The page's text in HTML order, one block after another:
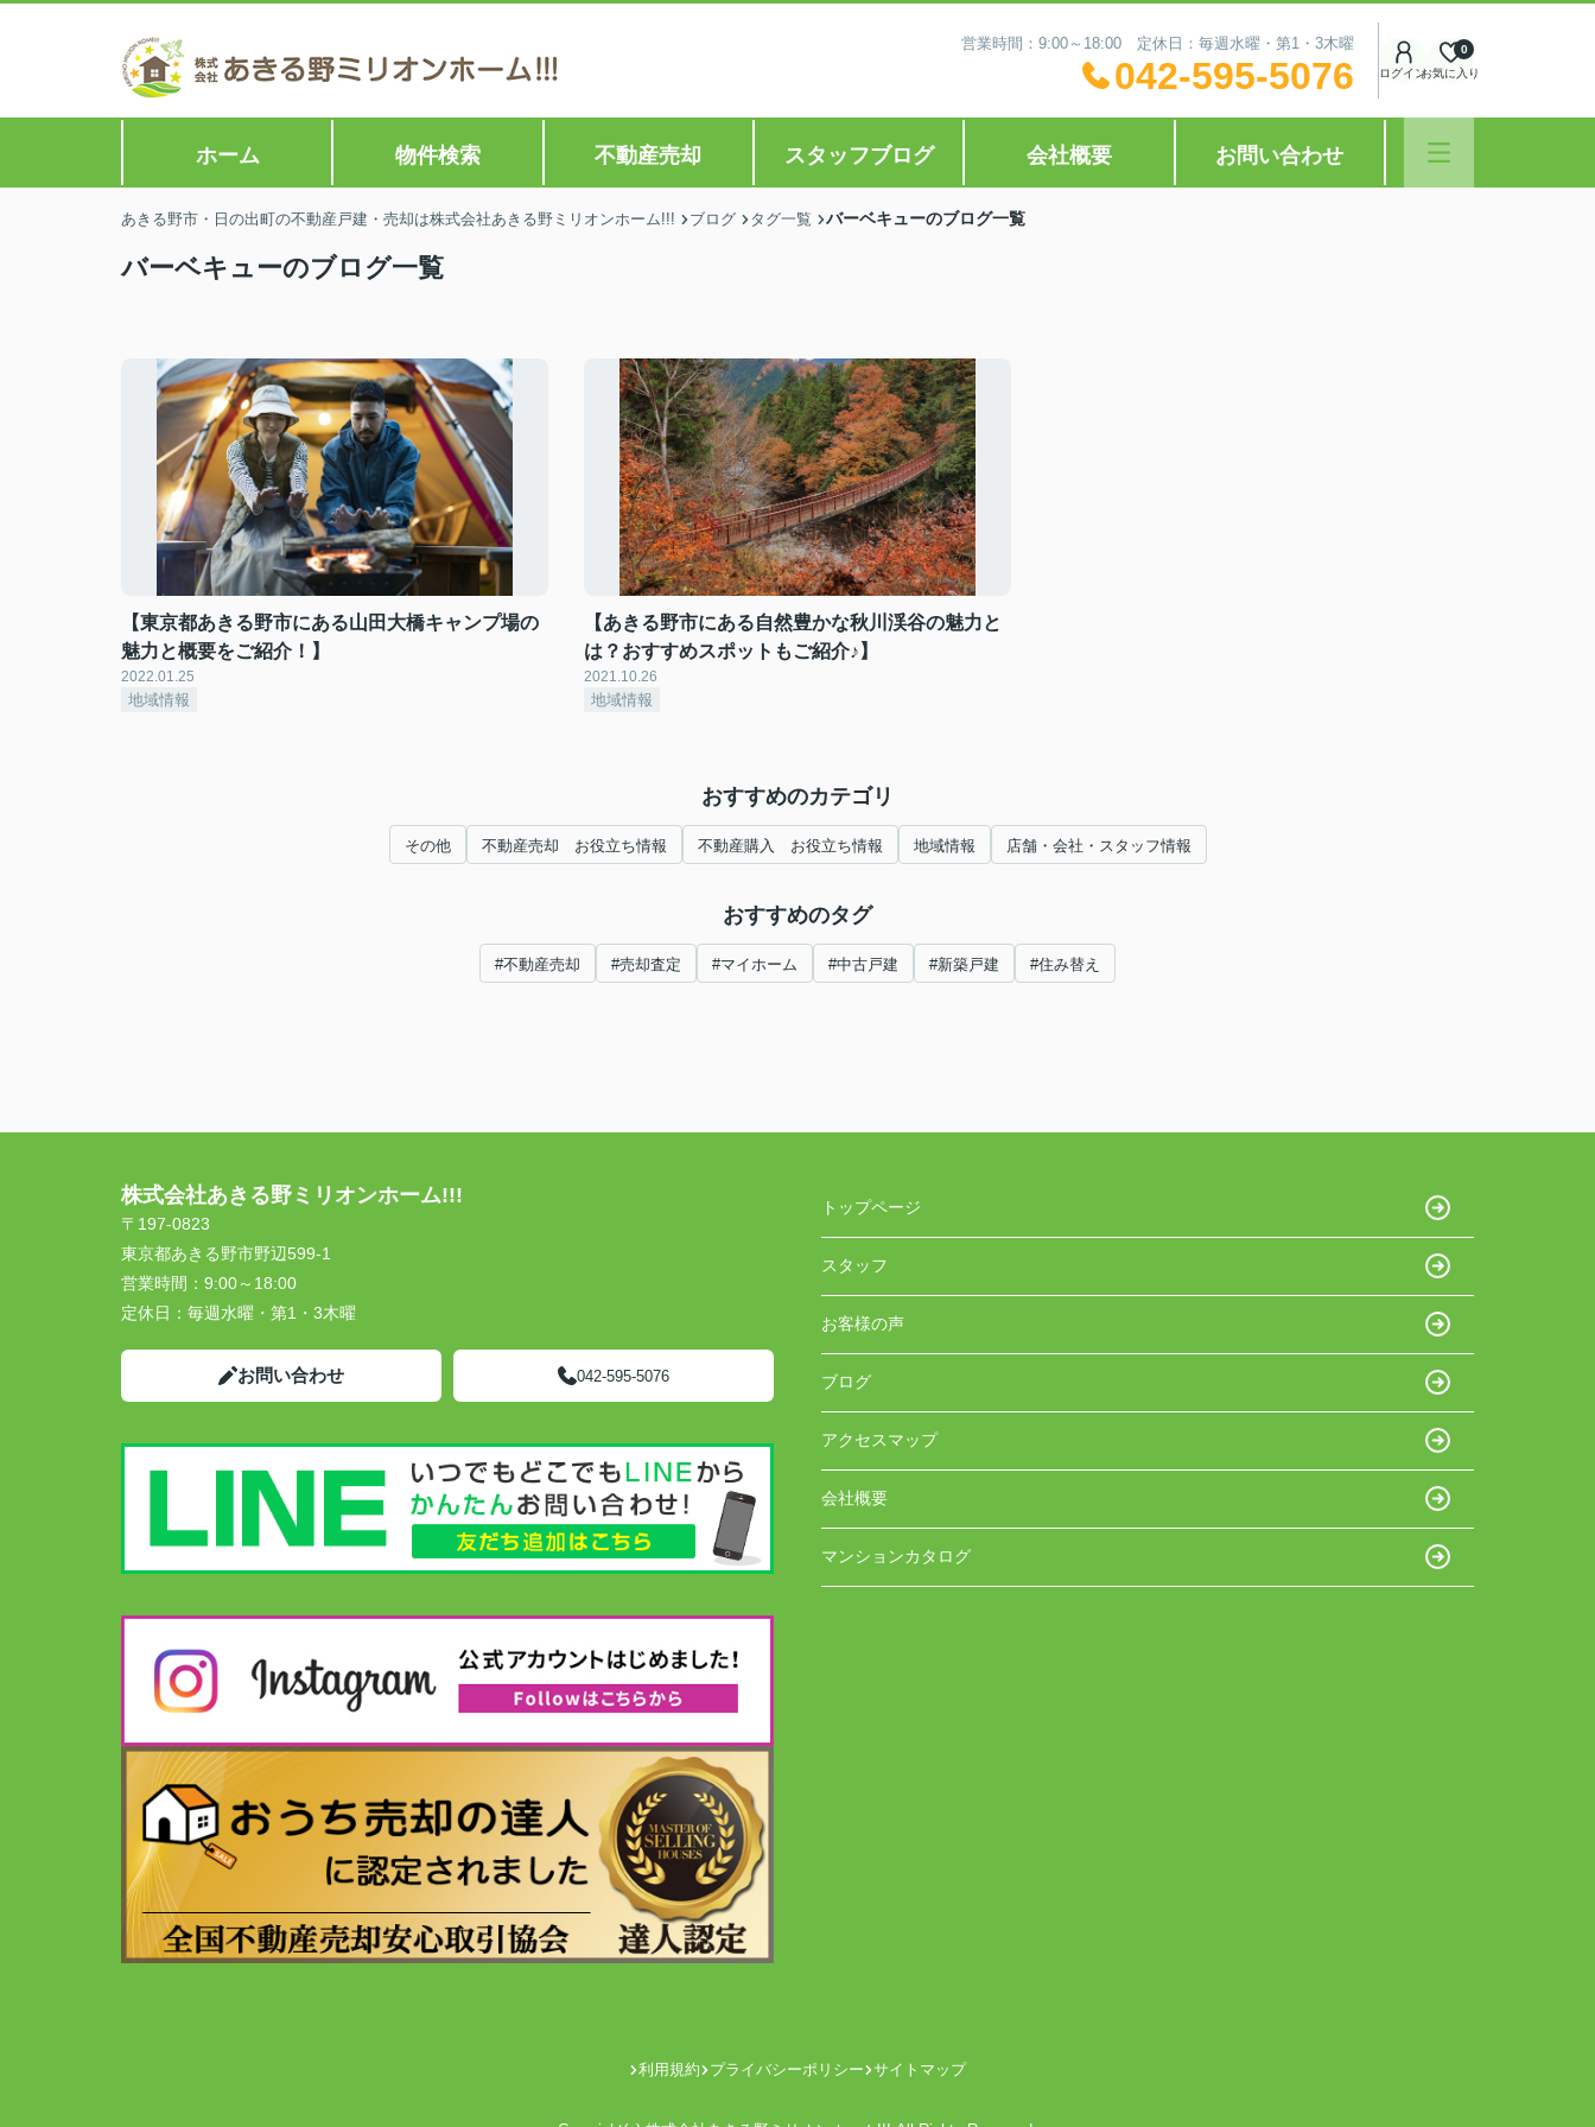
営業時間：9:00～18:00 定休日：毎週水曜・第1・3木曜
042-595-5076 ログインお気に入り
0
ホーム 物件検索 不動産売却 スタッフブログ 会社概要 お問い合わせ
あきる野市・日の出町の不動産戸建・売却は株式会社あきる野ミリオンホーム!!! ブログ タグ一覧 バーベキューのブログ一覧
バーベキューのブログ一覧
【東京都あきる野市にある山田大橋キャンプ場の
魅力と概要をご紹介！】
2022.01.25
地域情報
【あきる野市にある自然豊かな秋川渓谷の魅力と
は？おすすめスポットもご紹介♪】
2021.10.26
地域情報
おすすめのカテゴリ
その他 不動産売却 お役立ち情報 不動産購入 お役立ち情報 地域情報 店舗・会社・スタッフ情報
おすすめのタグ
#不動産売却 #売却査定 #マイホーム #中古戸建 #新築戸建 #住み替え
株式会社あきる野ミリオンホーム!!!
〒197-0823
東京都あきる野市野辺599-1
営業時間： 9:00～18:00
定休日： 毎週水曜・第1・3木曜
お問い合わせ 042-595-5076
トップページ
スタッフ
お客様の声
ブログ
アクセスマップ
会社概要
マンションカタログ
利用規約 プライバシーポリシー サイトマップ